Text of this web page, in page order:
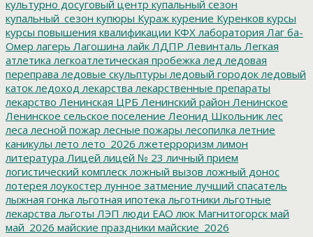
культурно досуговый центр купальный сезон
купальный_сезон купюры Кураж курение Куренков курсы
курсы повышения квалификации КФХ лаборатория Лаг ба-
Омер лагерь Лагошина лайк ЛДПР Левинталь Легкая
атлетика легкоатлетическая пробежка лед ледовая
переправа ледовые скульптуры ледовый городок ледовый
каток ледоход лекарства лекарственные препараты
лекарство Ленинская ЦРБ Ленинский район Ленинское
Ленинское сельское поселение Леонид Школьник лес
леса лесной пожар лесные пожары лесопилка летние
каникулы лето лето_2026 лжетерроризм лимон
литература Лицей лицей № 23 личный прием
логистический комплеск ложный вызов ложный донос
лотерея лоукостер лунное затмение лучший спасатель
лыжная гонка льготная ипотека льготники льготные
лекарства льготы ЛЭП люди ЕАО люк Магнитогорск май
май_2026 майские праздники майские_2026